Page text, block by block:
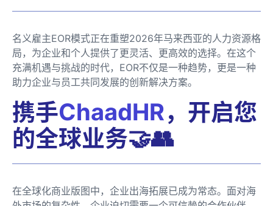
名义雇主EOR模式正在重塑2026年马来西亚的人力资源格
局，为企业和个人提供了更灵活、更高效的选择。在这个
充满机遇与挑战的时代，EOR不仅是一种趋势，更是一种
助力企业与员工共同发展的创新解决方案。
携手ChaadHR，开启您
的全球业务🤝👥
在全球化商业版图中，企业出海拓展已成为常态。面对海